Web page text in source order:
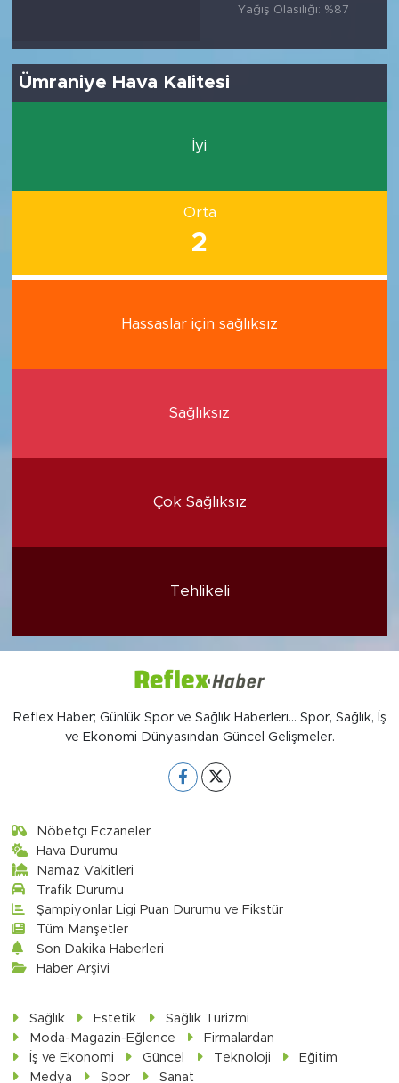
Yağış Olasılığı: %87
Ümraniye Hava Kalitesi
İyi
Orta
2
Hassaslar için sağlıksız
Sağlıksız
Çok Sağlıksız
Tehlikeli
Reflex Haber; Günlük Spor ve Sağlık Haberleri... Spor, Sağlık, İş
ve Ekonomi Dünyasından Güncel Gelişmeler.
Nöbetçi Eczaneler
Hava Durumu
Namaz Vakitleri
Trafik Durumu
Şampiyonlar Ligi Puan Durumu ve Fikstür
Tüm Manşetler
Son Dakika Haberleri
Haber Arşivi
Sağlık Estetik
Sağlık Turizmi
Moda-Magazin-Eğlence
Firmalardan
İş ve Ekonomi
Güncel Teknoloji
Eğitim
Medya
Spor Sanat